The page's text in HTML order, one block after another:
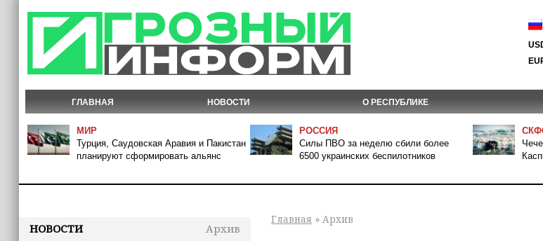
ГЛАВНАЯ НОВОСТИ О РЕСПУБЛИКЕ
МИР
Турция, Саудовская Аравия и Пакистан
планируют сформировать альянс
РОССИЯ
Силы ПВО за неделю сбили более
6500 украинских беспилотников
НОВОСТИ
Архив
Главная » Архив